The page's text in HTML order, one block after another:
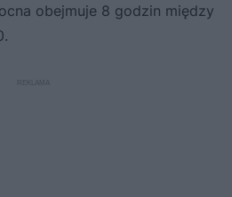
obejmuje 8 godzin między